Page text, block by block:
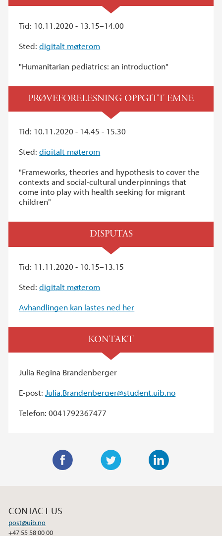
Tid: 10.11.2020 - 13.15–14.00
Sted:digitalt møterom
"Humanitarian pediatrics: an introduction"
PRØVEFORELESNING OPPGITT EMNE
Tid: 10.11.2020 - 14.45 - 15.30
Sted:digitalt møterom
"Frameworks, theories and hypothesis to cover the
contexts and social-cultural underpinnings that
come into play with health seeking for migrant
children"
DISPUTAS
Tid: 11.11.2020 - 10.15–13.15
Sted:digitalt møterom
Avhandlingen kan lastes ned her
KONTAKT
Julia Regina Brandenberger
E-post: Julia.Brandenberger@student.uib.no
Telefon: 0041792367477
e
CONTACT US
post@uib.no
+47 55 58 00 00